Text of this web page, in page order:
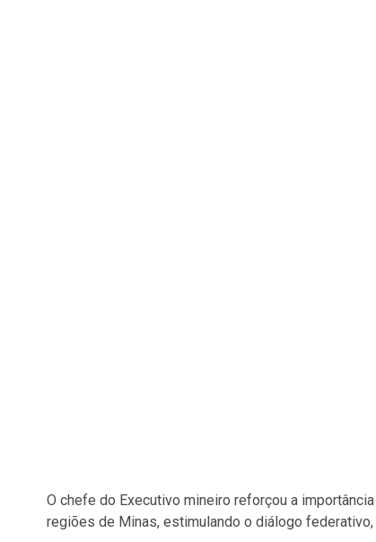
O chefe do Executivo mineiro reforçou a
regiões de Minas, estimulando o diálogo